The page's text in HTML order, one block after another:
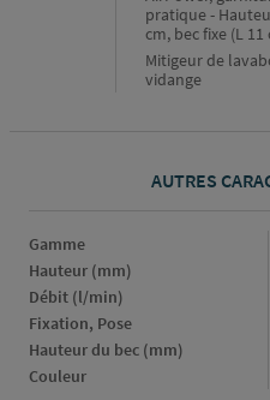
pratique -
cm, bec fixe (L 11
Mitigeur de
vidange
AUTRES
Gamme
Hauteur (mm)
Débit (l/min)
Fixation, Pose
Hauteur du bec (mm)
Couleur